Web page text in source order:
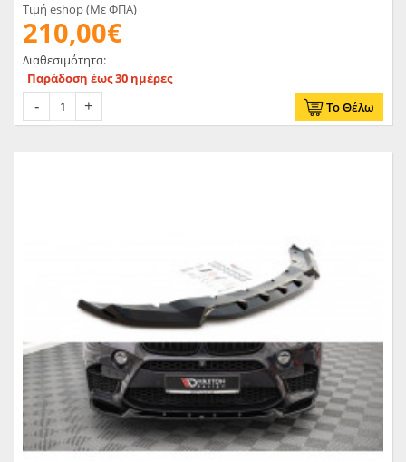
Τιμή eshop (Με ΦΠΑ)
210,00€
Διαθεσιμότητα:
Παράδοση έως 30 ημέρες
Το Θέλω